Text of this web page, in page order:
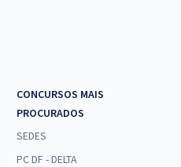
CONCURSOS MAIS
PROCURADOS
SEDES
PC DF - DELTA